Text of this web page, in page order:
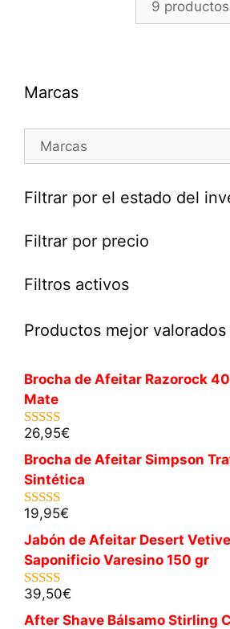
Marcas
Filtrar por el estado del
Filtrar por precio
Filtros activos
Productos mejor valorados
Brocha de Afeitar Razorock
Mate
5.00de 5
26,95€
Brocha de Afeitar Simpson
Sintética
5.00de 5
19,95€
Jabón de Afeitar Desert
Saponificio Varesino 150 gr
5.00de 5
39,50€
After Shave Bálsamo Stirling